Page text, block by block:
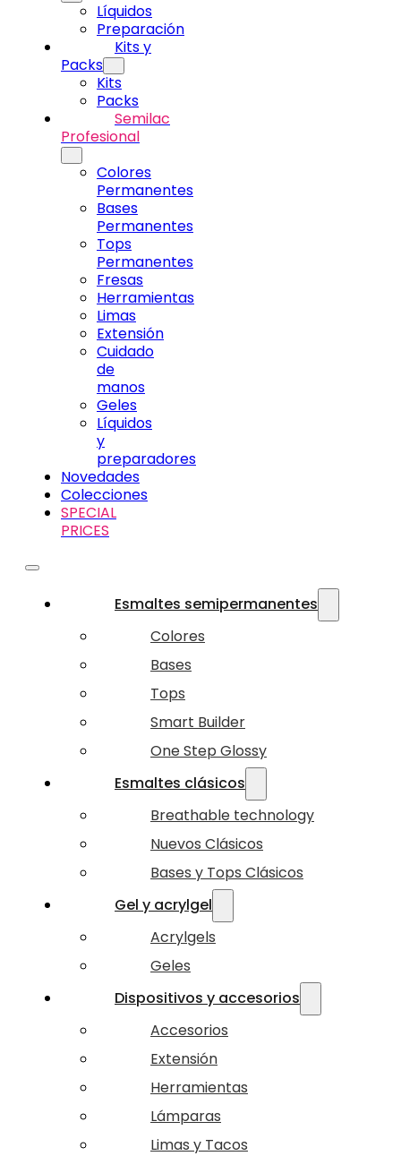
Líquidos
Preparación
Kits y
Packs
Kits
Packs
Semilac
Profesional
Colores
Permanentes
Bases
Permanentes
Tops
Permanentes
Fresas
Herramientas
Limas
Extensión
Cuidado
de
manos
Geles
Líquidos
y
preparadores
Novedades
Colecciones
SPECIAL
PRICES
Esmaltes semipermanentes
Colores
Bases
Tops
Smart Builder
One Step Glossy
Esmaltes clásicos
Breathable technology
Nuevos Clásicos
Bases y Tops Clásicos
Gel y acrylgel
Acrylgels
Geles
Dispositivos y accesorios
Accesorios
Extensión
Herramientas
Lámparas
Limas y Tacos